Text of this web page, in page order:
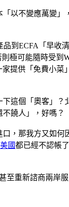
以不變應萬變」
到ECFA「早收
極可能隨時受到
提供「免費小菜
這個「奧客」？
饒人」，好嗎？
，那我方又如何
美國都已經不認帳
至重新諮商兩岸